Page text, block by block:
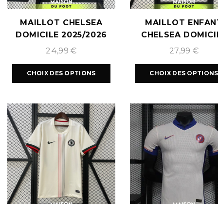
MAILLOT CHELSEA
DOMICILE 2025/2026
24,99€
CHOIX DES OPTIONS
MAILLOT
CHELSEA
2025/2026
27,99 €
CHOIX DES OPTIONS